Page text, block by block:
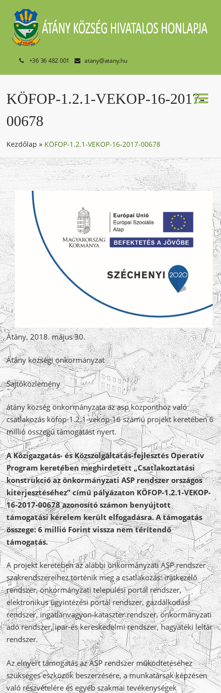
+36 36 482 001 atany@atany.hu
KÖFOP-1.2.1-VEKOP-16-2017-
00678
Kezdőlap » KÖFOP-1.2.1-VEKOP-16-2017-00678
Átány, 2018. május 30.
Átány községi önkormányzat
Sajtóközlemény
átány község önkormányzata az asp központhoz való
csatlakozás köfop-1.2.1-vekop-16 számú projekt keretében 6
millió összegű támogatást nyert.
A Közigazgatás- és Közszolgáltatás-fejlesztés Operatív
Program keretében meghirdetett „Csatlakoztatási
konstrukció az önkormányzati ASP rendszer országos
kiterjesztéséhez” című pályázaton KÖFOP-1.2.1-VEKOP-
16-2017-00678 azonosító számon benyújtott
támogatási kérelem került elfogadásra. A támogatás
összege: 6 millió Forint vissza nem térítendő
támogatás.
A projekt keretében az alábbi önkormányzati ASP rendszer
szakrendszereihez történik meg a csatlakozás: iratkezelő
rendszer, önkormányzati települési portál rendszer,
elektronikus ügyintézési portál rendszer, gazdálkodási
rendszer, ingatlanvagyon-kataszter rendszer, önkormányzati
adó rendszer, ipar-és kereskedelmi rendszer, hagyatéki leltár
rendszer.
Az elnyert támogatás az ASP rendszer működtetéséhez
szükséges eszközök beszerzésére, a munkatársak képzésen
való részvételére és egyéb szakmai tevékenységek